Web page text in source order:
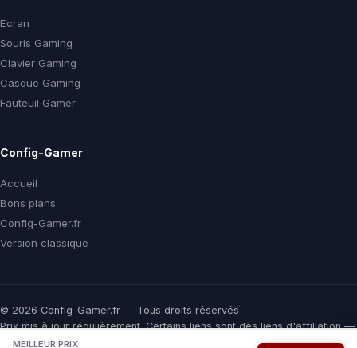
MEILLEUR PRIX
Ecran
Souris Gaming
Clavier Gaming
Casque Gaming
Fauteuil Gamer
Config-Gamer
Accueil
Bons plans
Config-Gamer.fr
Version classique
© 2026 Config-Gamer.fr — Tous droits réservés
Prix mis à jour régulièrement. Certains liens sont des liens d'affiliation —
vous payez le même prix chez le marchand, une commission nous aide